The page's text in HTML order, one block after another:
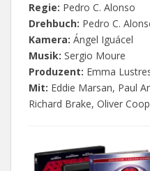
Regie: Pedro C. Alonso
Drehbuch: Pedro C.
Kamera: Ángel Iguácel
Musik: Sergio Moure
Produzent: Emma
Mit: Eddie Marsan, Paul
Richard Brake, Oliver